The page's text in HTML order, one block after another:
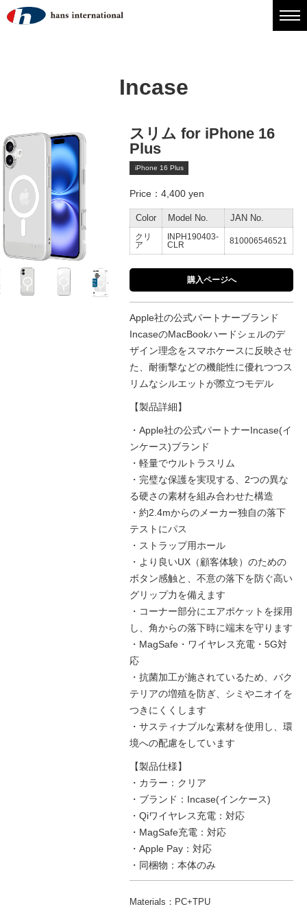
Incase
スリム for iPhone 16
Plus
iPhone 16 Plus
Price：4,400 yen
Color Model No. JAN No.
クリ
ア
INPH190403-
CLR
810006546521
購入ページへ
Apple社の公式パートナーブランド
IncaseのMacBookハードシェルのデ
ザイン理念をスマホケースに反映させ
た、耐衝撃などの機能性に優れつつス
リムなシルエットが際立つモデル
【製品詳細】
・Apple社の公式パートナーIncase(イ
ンケース)ブランド
・軽量でウルトラスリム
・完璧な保護を実現する、2つの異な
る硬さの素材を組み合わせた構造
・約2.4mからのメーカー独自の落下
テストにパス
・ストラップ用ホール
・より良いUX（顧客体験）のための
ボタン感触と、不意の落下を防ぐ高い
グリップ力を備えます
・コーナー部分にエアポケットを採用
し、角からの落下時に端末を守ります
・MagSafe・ワイヤレス充電・5G対
応
・抗菌加工が施されているため、バク
テリアの増殖を防ぎ、シミやニオイを
つきにくくします
・サスティナブルな素材を使用し、環
境への配慮をしています
【製品仕様】
・カラー：クリア
・ブランド：Incase(インケース)
・Qiワイヤレス充電：対応
・MagSafe充電：対応
・Apple Pay：対応
・同梱物：本体のみ
Materials：PC+TPU